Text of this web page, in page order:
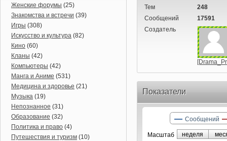
Женские форумы (25)
Знакомства и встречи (39)
Игры (308)
Искусство и культура (82)
Кино (60)
Кланы (42)
Компьютеры (42)
Манга и Аниме (531)
Медицина и здоровье (21)
Музыка (19)
Непознанное (31)
Образование (32)
Политика и право (4)
Путешествия и туризм (10)
Тем
248
Сообщений
17591
Создатель
Показатели
Маcштаб
Сообщений
неделя